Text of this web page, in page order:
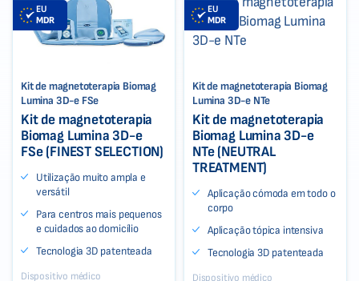
EU
MDR
Kit de magnetoterapia Biomag
Lumina 3D-e FSe
Kit de magnetoterapia
Biomag Lumina 3D-e
FSe (FINEST SELECTION)
Utilização muito ampla e
versátil
Para centros mais pequenos
e cuidados ao domicílio
Tecnologia 3D patenteada
Dispositivo médico
EU
MDR
Kit de magnetoterapia Biomag
Lumina 3D-e NTe
Kit de magnetoterapia
Biomag Lumina 3D-e
NTe (NEUTRAL
TREATMENT)
Aplicação cómoda em todo o
corpo
Aplicação tópica intensiva
Tecnologia 3D patenteada
Dispositivo médico